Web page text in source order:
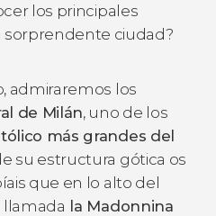
los principales
ciudad?
admiraremos los
de Milán, uno de los
más grandes del
su estructura gótica os
que en lo alto del
la Madonnina